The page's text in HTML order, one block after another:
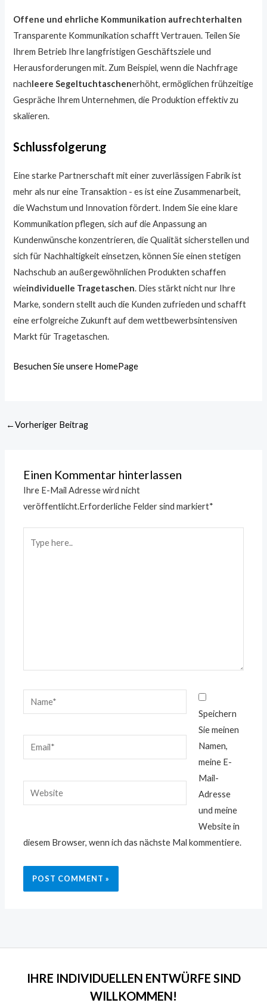
Offene und ehrliche Kommunikation aufrechterhalten
Transparente Kommunikation schafft Vertrauen. Teilen Sie
Ihrem Betrieb Ihre langfristigen Geschäftsziele und
Herausforderungen mit. Zum Beispiel, wenn die Nachfrage
nachleere Segeltuchtaschenerhöht, ermöglichen frühzeitige
Gespräche Ihrem Unternehmen, die Produktion effektiv zu
skalieren.
Schlussfolgerung
Eine starke Partnerschaft mit einer zuverlässigen Fabrik ist
mehr als nur eine Transaktion - es ist eine Zusammenarbeit,
die Wachstum und Innovation fördert. Indem Sie eine klare
Kommunikation pflegen, sich auf die Anpassung an
Kundenwünsche konzentrieren, die Qualität sicherstellen und
sich für Nachhaltigkeit einsetzen, können Sie einen stetigen
Nachschub an außergewöhnlichen Produkten schaffen
wieindividuelle Tragetaschen. Dies stärkt nicht nur Ihre
Marke, sondern stellt auch die Kunden zufrieden und schafft
eine erfolgreiche Zukunft auf dem wettbewerbsintensiven
Markt für Tragetaschen.
Besuchen Sie unsere HomePage
←Vorheriger Beitrag
Einen Kommentar hinterlassen
Ihre E-Mail Adresse wird nicht
veröffentlicht.Erforderliche Felder sind markiert*
Name*
Email*
Website
Speichern
Sie meinen
Namen,
meine E-
Mail-
Adresse
und meine
Website in
diesem Browser, wenn ich das nächste Mal kommentiere.
IHRE INDIVIDUELLEN ENTWÜRFE SIND
WILLKOMMEN!